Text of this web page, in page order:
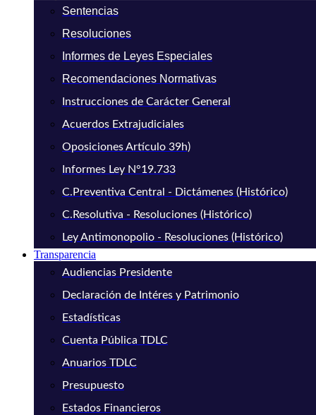
Sentencias
Resoluciones
Informes de Leyes Especiales
Recomendaciones Normativas
Instrucciones de Carácter General
Acuerdos Extrajudiciales
Oposiciones Artículo 39h)
Informes Ley N°19.733
C.Preventiva Central - Dictámenes (Histórico)
C.Resolutiva - Resoluciones (Histórico)
Ley Antimonopolio - Resoluciones (Histórico)
Transparencia
Audiencias Presidente
Declaración de Intéres y Patrimonio
Estadísticas
Cuenta Pública TDLC
Anuarios TDLC
Presupuesto
Estados Financieros